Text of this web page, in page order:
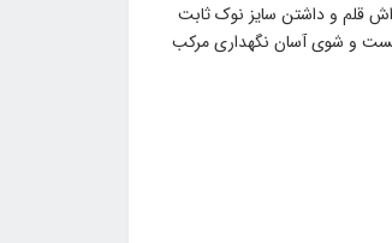
قلم و داشتن سایز نوک ثابت
شست و شوی آسان نگهداری مرکب